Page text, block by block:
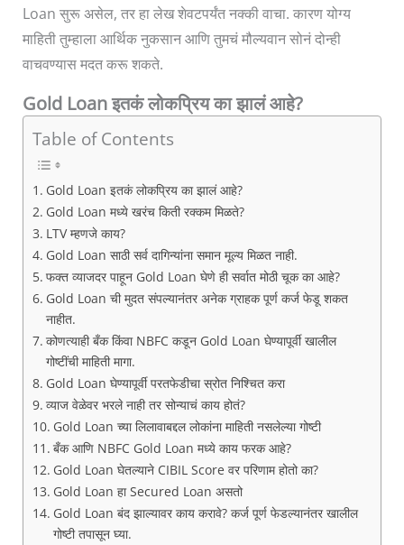
Loan सुरू असेल, तर हा लेख शेवटपर्यंत नक्की वाचा. कारण योग्य
माहिती तुम्हाला आर्थिक नुकसान आणि तुमचं मौल्यवान सोनं दोन्ही
वाचवण्यास मदत करू शकते.
Gold Loan इतकं लोकप्रिय का झालं आहे?
Table of Contents
Gold Loan इतकं लोकप्रिय का झालं आहे?
Gold Loan मध्ये खरंच किती रक्कम मिळते?
LTV म्हणजे काय?
Gold Loan साठी सर्व दागिन्यांना समान मूल्य मिळत नाही.
फक्त व्याजदर पाहून Gold Loan घेणे ही सर्वात मोठी चूक का आहे?
Gold Loan ची मुदत संपल्यानंतर अनेक ग्राहक पूर्ण कर्ज फेडू शकत
नाहीत.
कोणत्याही बँक किंवा NBFC कडून Gold Loan घेण्यापूर्वी खालील
गोष्टींची माहिती मागा.
Gold Loan घेण्यापूर्वी परतफेडीचा स्रोत निश्चित करा
व्याज वेळेवर भरले नाही तर सोन्याचं काय होतं?
Gold Loan च्या लिलावाबद्दल लोकांना माहिती नसलेल्या गोष्टी
बँक आणि NBFC Gold Loan मध्ये काय फरक आहे?
Gold Loan घेतल्याने CIBIL Score वर परिणाम होतो का?
Gold Loan हा Secured Loan असतो
Gold Loan बंद झाल्यावर काय करावे? कर्ज पूर्ण फेडल्यानंतर खालील
गोष्टी तपासून घ्या.